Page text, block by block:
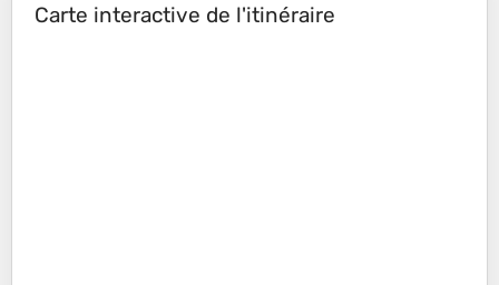
Carte interactive de l'itinéraire